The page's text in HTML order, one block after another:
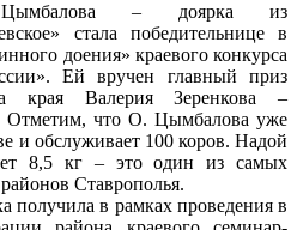
Цымбалова – доярка из
стала победительнице в
доения» краевого конкурса
Ей вручен главный приз
края Валерия Зеренкова –
Отметим, что О. Цымбалова уже
и обслуживает 100 коров. Надой
8,5 кг – это один из самых
Ставрополья.
получила в рамках проведения в